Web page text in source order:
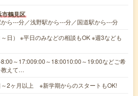
市鶴見区
ら---分／浅野駅から---分／国道駅から---分
日） ※平日のみなどの相談もOK ※週3なども
～17:009:00～18:0010:00～19:00などご希
教えて…
～2ヶ月以上 ※新学期からのスタートもOK!